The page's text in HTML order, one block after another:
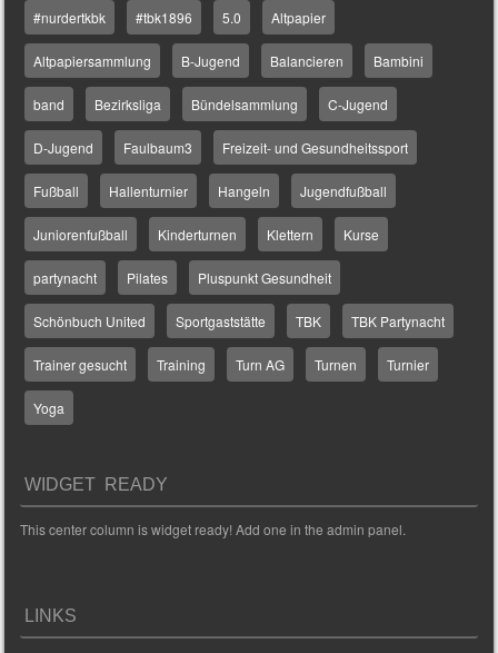
#nurdertkbk #tbk1896 5.0 Altpapier
Altpapiersammlung B-Jugend Balancieren Bambini
band Bezirksliga Bündelsammlung C-Jugend
D-Jugend Faulbaum3 Freizeit- und Gesundheitssport
Fußball Hallenturnier Hangeln Jugendfußball
Juniorenfußball Kinderturnen Klettern Kurse
partynacht Pilates Pluspunkt Gesundheit
Schönbuch United Sportgaststätte TBK TBK Partynacht
Trainer gesucht Training Turn AG Turnen Turnier
Yoga
WIDGET READY
This center column is widget ready! Add one in the admin panel.
LINKS